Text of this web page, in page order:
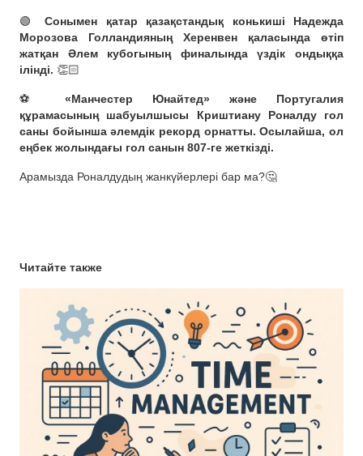
🟢 Сонымен қатар қазақстандық конькиші Надежда
Морозова Голландияның Херенвен қаласында өтіп
жатқан Әлем кубогының финалында үздік ондыққа
ілінді. 👏🏻
⚽️ «Манчестер Юнайтед» және Португалия
құрамасының шабуылшысы Криштиану Роналду гол
саны бойынша әлемдік рекорд орнатты. Осылайша, ол
еңбек жолындағы гол санын 807-ге жеткізді.
Арамызда Роналдудың жанкүйерлері бар ма?🤔
Читайте также